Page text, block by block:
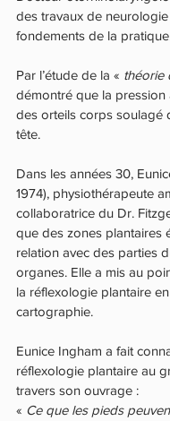
des travaux de
fondements de la
Par l’étude de la « théorie
démontré que la
des orteils corps soulagé
tête.
Dans les années 30,
1974), physiothérapeute
collaboratrice du Dr.
que des zones plantaires
relation avec des parties
organes. Elle a mis au
la réflexologie plantaire
cartographie.
Eunice Ingham a fait
réflexologie plantaire au
travers son ouvrage :
« Ce que les pieds